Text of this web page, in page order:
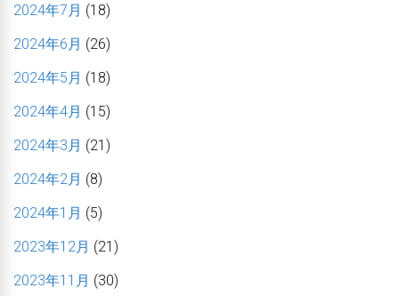
2024年7月 (18)
2024年6月 (26)
2024年5月 (18)
2024年4月 (15)
2024年3月 (21)
2024年2月 (8)
2024年1月 (5)
2023年12月 (21)
2023年11月 (30)